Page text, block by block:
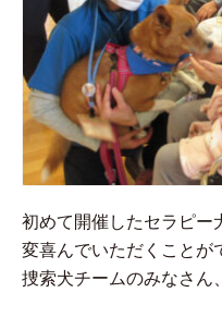
初めて開催したセラピー
変喜んでいただくことが
捜索犬チームのみなさん